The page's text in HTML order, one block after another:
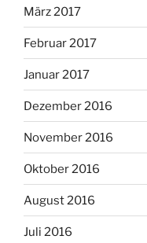
März 2017
Februar 2017
Januar 2017
Dezember 2016
November 2016
Oktober 2016
August 2016
Juli 2016